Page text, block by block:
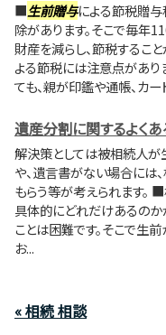
■生前贈与による節税贈
除があります。そこで毎年
財産を減らし、節税するこ
よる節税には注意点があり
ても、親が印鑑や通帳、カ
遺産分割に関するよくあ
解決策としては被相続人が
や、遺言書がない場合には
もらう等が考えられます
具体的にどれだけあるの
ことは困難です。そこで生
お...
« 相続 相談